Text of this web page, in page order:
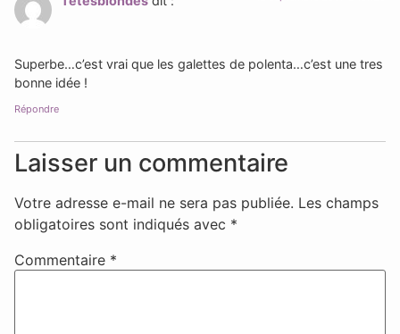
Superbe…c’est vrai que les galettes de polenta…c’est une tres
bonne idée !
Répondre
Laisser un commentaire
Votre adresse e-mail ne sera pas publiée. Les champs
obligatoires sont indiqués avec *
Commentaire *